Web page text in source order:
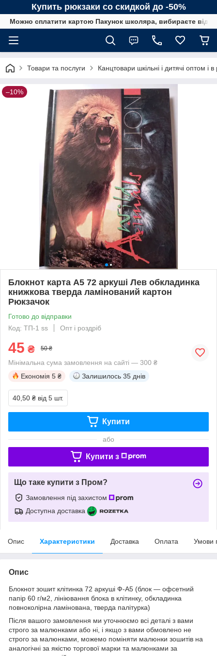
Купить рюкзаки со скидкой до -50%
Можно сплатити картою Пакунок школяра, вибираєте від
Товари та послуги Канцтовари шкільні і дитячі оптом і в
–10%
Блокнот карта А5 72 аркуші Лев обкладинка
книжкова тверда ламінований картон
Рюкзачок
Готово до відправки
Код: ТП-1 ss
Опт і роздріб
45 ₴ 50 ₴
Мінімальна сума замовлення на сайті — 300 ₴
Економія 5 ₴ Залишилось 35 днів
40,50 ₴ від 5 шт.
Купити
або
Купити з
Що таке купити з Пром?
Замовлення під захистом
Доступна доставка
Опис Характеристики Доставка Оплата Умови
Опис
Блокнот зошит клітинка 72 аркуші Ф-А5 (блок — офсетний
папір 60 г/м2, лініювання блока в клітинку, обкладинка
повноколірна ламінована, тверда палітурка)
Після вашого замовлення ми уточнюємо всі деталі з вами
строго за малюнками або ні, і якщо з вами обмовлено не
строго за малюнками, можемо поміняти малюнки зошитів на
аналогічні за якістю торгової марки та малюнками за